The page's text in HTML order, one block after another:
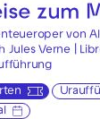
zum
von
Jules Verne |